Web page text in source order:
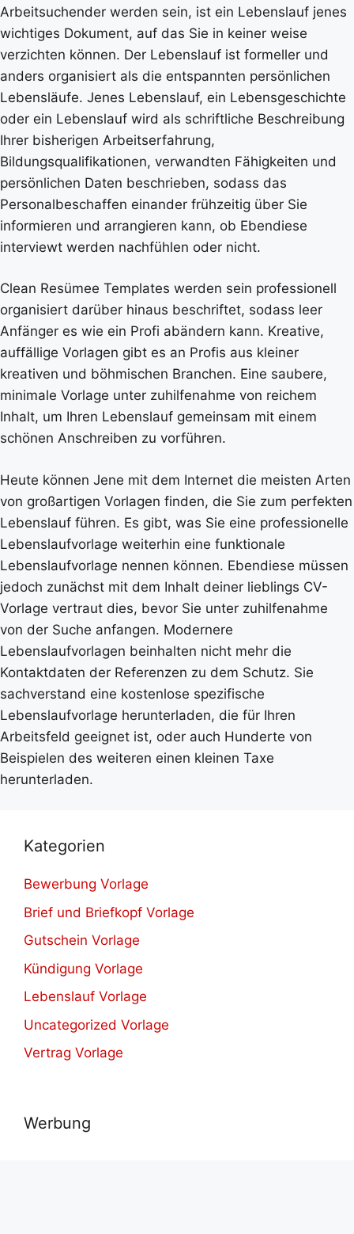
Arbeitsuchender werden sein, ist ein Lebenslauf jenes
wichtiges Dokument, auf das Sie in keiner weise
verzichten können. Der Lebenslauf ist formeller und
anders organisiert als die entspannten persönlichen
Lebensläufe. Jenes Lebenslauf, ein Lebensgeschichte
oder ein Lebenslauf wird als schriftliche Beschreibung
Ihrer bisherigen Arbeitserfahrung,
Bildungsqualifikationen, verwandten Fähigkeiten und
persönlichen Daten beschrieben, sodass das
Personalbeschaffen einander frühzeitig über Sie
informieren und arrangieren kann, ob Ebendiese
interviewt werden nachfühlen oder nicht.
Clean Resümee Templates werden sein professionell
organisiert darüber hinaus beschriftet, sodass leer
Anfänger es wie ein Profi abändern kann. Kreative,
auffällige Vorlagen gibt es an Profis aus kleiner
kreativen und böhmischen Branchen. Eine saubere,
minimale Vorlage unter zuhilfenahme von reichem
Inhalt, um Ihren Lebenslauf gemeinsam mit einem
schönen Anschreiben zu vorführen.
Heute können Jene mit dem Internet die meisten Arten
von großartigen Vorlagen finden, die Sie zum perfekten
Lebenslauf führen. Es gibt, was Sie eine professionelle
Lebenslaufvorlage weiterhin eine funktionale
Lebenslaufvorlage nennen können. Ebendiese müssen
jedoch zunächst mit dem Inhalt deiner lieblings CV-
Vorlage vertraut dies, bevor Sie unter zuhilfenahme
von der Suche anfangen. Modernere
Lebenslaufvorlagen beinhalten nicht mehr die
Kontaktdaten der Referenzen zu dem Schutz. Sie
sachverstand eine kostenlose spezifische
Lebenslaufvorlage herunterladen, die für Ihren
Arbeitsfeld geeignet ist, oder auch Hunderte von
Beispielen des weiteren einen kleinen Taxe
herunterladen.
Kategorien
Bewerbung Vorlage
Brief und Briefkopf Vorlage
Gutschein Vorlage
Kündigung Vorlage
Lebenslauf Vorlage
Uncategorized Vorlage
Vertrag Vorlage
Werbung